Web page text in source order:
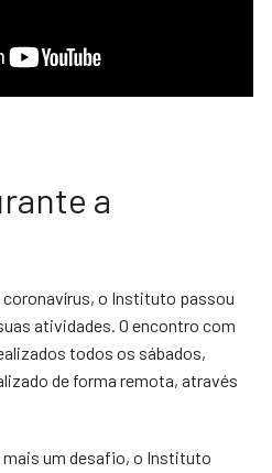
a
coronavírus, o Instituto passou
atividades. O encontro com
todos os sábados,
de forma remota, através
um desafio, o Instituto